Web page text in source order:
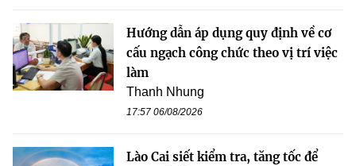
Hướng dẫn áp dụng quy định về cơ
cấu ngạch công chức theo vị trí việc
làm
Thanh Nhung
17:57 06/08/2026
Lào Cai siết kiểm tra, tăng tốc để